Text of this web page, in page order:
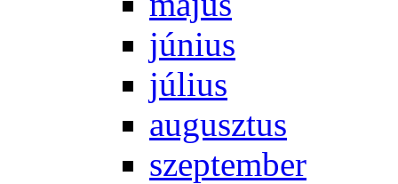
jú­ni­us
jú­li­us
au­gusz­tus
szep­tem­ber